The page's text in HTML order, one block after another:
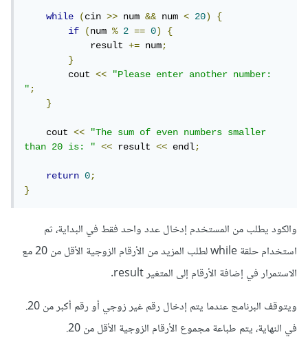
while (cin >> num && num < 20)
{
if
(num % 2 == 0)
{
            result
+= num;
}
        cout
<<
"Please enter another number:
";
}
    cout
<<
"The sum of even numbers smaller
than 20 is: "
<< result << endl;
return 0;
}
والكود يطلب من المستخدم إدخال عدد واحد فقط في البداية، ثم
استخدام حلقة while لطلب المزيد من الأرقام الزوجية الأقل من 20 مع
الاستمرار في إضافة الأرقام إلى المتغير result.
ويتوقف البرنامج عندما يتم إدخال رقم غير زوجي أو رقم أكبر من 20.
في النهاية، يتم طباعة مجموع الأرقام الزوجية الأقل من 20.